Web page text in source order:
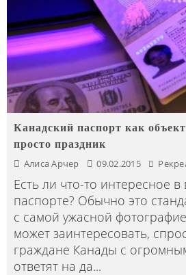
Канадский паспорт как
просто праздник
Алиса Арчер 09.02.2015
Есть ли что-то интересное
паспорте? Обычно это
с самой ужасной
может заинтересовать,
граждане Канады с
ответят на да...